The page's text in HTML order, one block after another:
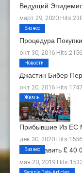
Ведущий
март 29, 2020
Процедура
окт 30, 2016
Бизнес
Джастин Бибер
окт 20, 2016
Новости
Прибывшие Из ЕС
дек 30, 2020
Жизнь
Как Добавить £
мая 20, 2019
Бизнес